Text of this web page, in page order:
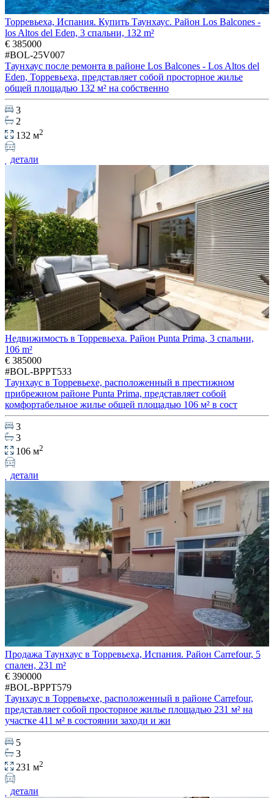
Торревьеха, Испания. Купить Таунхаус. Район Los Balcones -
los Altos del Eden, 3 спальни, 132 m²
€ 385000
#BOL-25V007
Таунхаус после ремонта в районе Los Balcones - Los Altos del
Eden, Торревьеха, представляет собой просторное жилье
общей площадью 132 м² на собственно
3
2
132 м2
детали
Недвижимость в Торревьеха. Район Punta Prima, 3 спальни,
106 m²
€ 385000
#BOL-BPPT533
Таунхаус в Торревьехе, расположенный в престижном
прибрежном районе Punta Prima, представляет собой
комфортабельное жилье общей площадью 106 м² в сост
3
3
106 м2
детали
Продажа Таунхаус в Торревьеха, Испания. Район Carrefour, 5
спален, 231 m²
€ 390000
#BOL-BPPT579
Таунхаус в Торревьехе, расположенный в районе Carrefour,
представляет собой просторное жилье площадью 231 м² на
участке 411 м² в состоянии заходи и жи
5
3
231 м2
детали